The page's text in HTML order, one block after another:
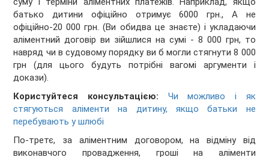
батько дитини офіційно отримує 6000 грн., А не
офіційно-20 000 грн. (Ви обидва це знаєте) і укладаючи
аліментний договір ви зійшлися на сумі - 8 000 грн, то
навряд чи в судовому порядку ви б могли стягнути 8 000
грн (для цього будуть потрібні вагомі аргументи і
докази).
Користуйтеся консультацією:
Чи можливо і як
стягуються аліменти на дитину, якщо батьки не
перебувають у шлюбі
По-третє, за аліментним договором, на відміну від
виконавчого провадження, гроші на аліменти